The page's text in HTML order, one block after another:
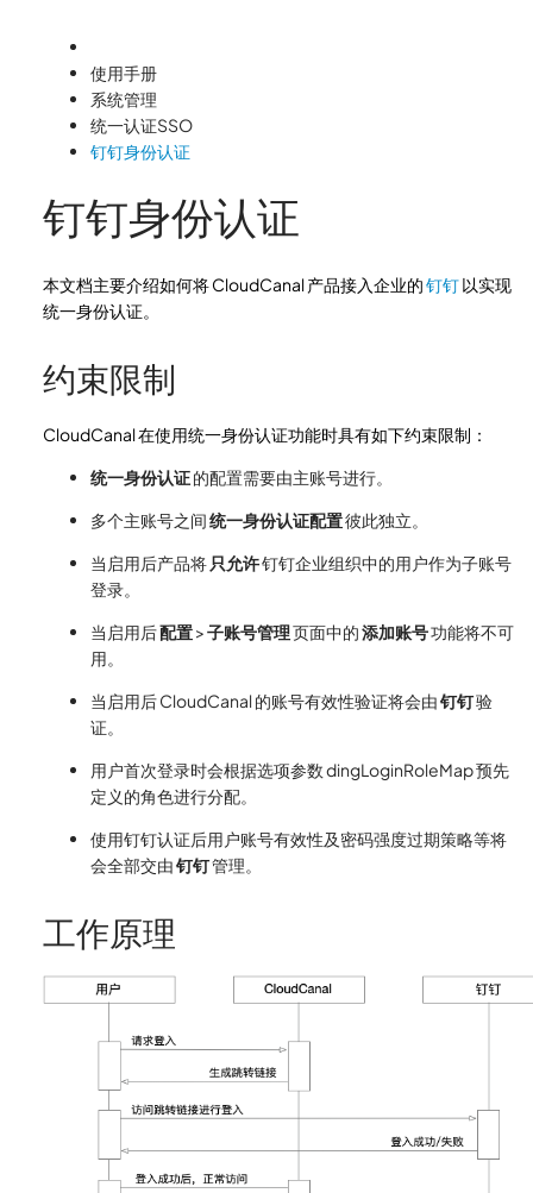
使用手册
系统管理
统一认证SSO
钉钉身份认证
钉钉身份认证
本文档主要介绍如何将 CloudCanal 产品接入企业的钉钉以实现
统一身份认证。
约束限制
CloudCanal 在使用统一身份认证功能时具有如下约束限制：
统一身份认证的配置需要由主账号进行。
多个主账号之间统一身份认证配置彼此独立。
当启用后产品将 只允许钉钉企业组织中的用户作为子账号
登录。
当启用后配置>子账号管理页面中的添加账号功能将不可
用。
当启用后 CloudCanal 的账号有效性验证将会由钉钉验
证。
用户首次登录时会根据选项参数 dingLoginRoleMap 预先
定义的角色进行分配。
使用钉钉认证后用户账号有效性及密码强度过期策略等将
会全部交由钉钉管理。
工作原理